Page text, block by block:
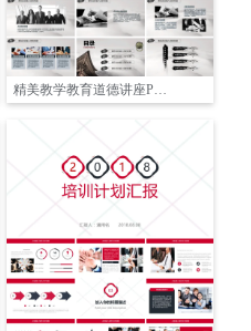
精美教学教育道德讲座PPT模板